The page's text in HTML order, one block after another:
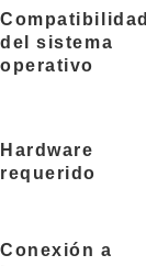
Compatibilidad
del sistema
operativo
Hardware
requerido
Conexión a